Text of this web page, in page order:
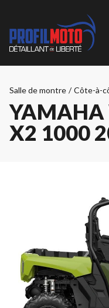
Salle de montre / Côte-à-
YAMAHA
X2 1000